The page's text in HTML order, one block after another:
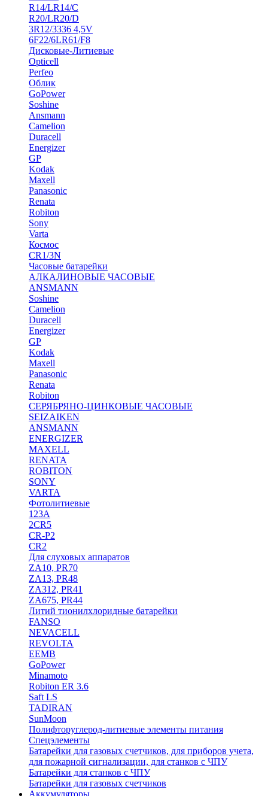
R14/LR14/C
R20/LR20/D
3R12/3336 4,5V
6F22/6LR61/F8
Дисковые-Литиевые
Opticell
Perfeo
Облик
GoPower
Soshine
Ansmann
Camelion
Duracell
Energizer
GP
Kodak
Maxell
Panasonic
Renata
Robiton
Sony
Varta
Космос
CR1/3N
Часовые батарейки
АЛКАЛИНОВЫЕ ЧАСОВЫЕ
ANSMANN
Soshine
Camelion
Duracell
Energizer
GP
Kodak
Maxell
Panasonic
Renata
Robiton
СЕРЯБРЯНО-ЦИНКОВЫЕ ЧАСОВЫЕ
SEIZAIKEN
ANSMANN
ENERGIZER
MAXELL
RENATA
ROBITON
SONY
VARTA
Фотолитиевые
123A
2CR5
CR-P2
CR2
Для слуховых аппаратов
ZA10, PR70
ZA13, PR48
ZA312, PR41
ZA675, PR44
Литий тионилхлоридные батарейки
FANSO
NEVACELL
REVOLTA
EEMB
GoPower
Minamoto
Robiton ER 3.6
Saft LS
TADIRAN
SunMoon
Полифторуглерод-литиевые элементы питания
Спецэлементы
Батарейки для газовых счетчиков, для приборов учета,
для пожарной сигнализации, для станков с ЧПУ
Батарейки для станков с ЧПУ
Батарейки для газовых счетчиков
Аккумуляторы